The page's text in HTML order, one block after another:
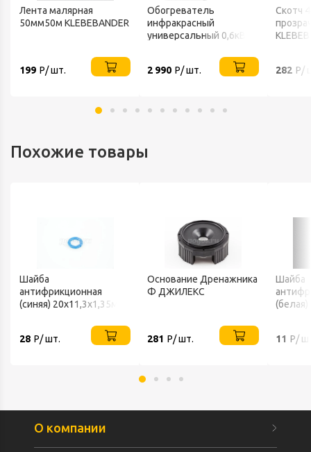
Лента малярная
50мм50м KLEBEBANDER
199 Р/ шт.
Обогреватель
инфракрасный
универсальный 0,6кВт
2 990 Р/ шт.
Скотч
282 Р/
Похожие товары
Шайба
антифрикционная
(синяя) 20х11,3х1,35мм
28 Р/ шт.
Основание Дренажника
Ф ДЖИЛЕКС
281 Р/ шт.
Шайба
11 Р/
О компании